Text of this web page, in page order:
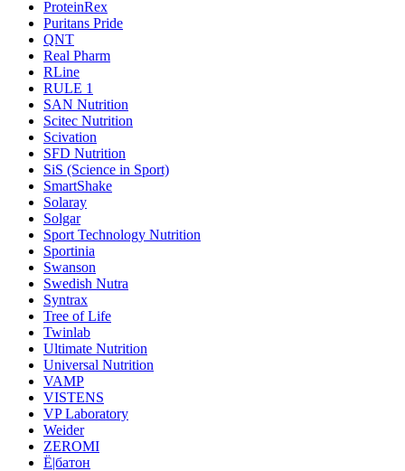
ProteinRex
Puritans Pride
QNT
Real Pharm
RLine
RULE 1
SAN Nutrition
Scitec Nutrition
Scivation
SFD Nutrition
SiS (Science in Sport)
SmartShake
Solaray
Solgar
Sport Technology Nutrition
Sportinia
Swanson
Swedish Nutra
Syntrax
Tree of Life
Twinlab
Ultimate Nutrition
Universal Nutrition
VAMP
VISTENS
VP Laboratory
Weider
ZEROMI
Ё|батон